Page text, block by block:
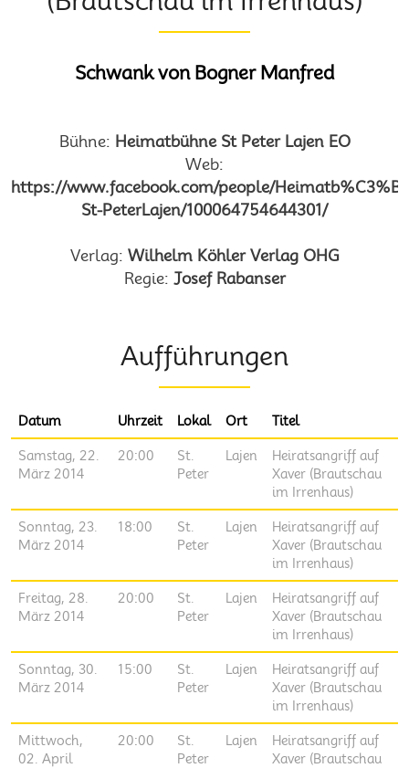
Schwank von Bogner Manfred
Bühne: Heimatbühne St Peter Lajen EO
Web:
https://www.facebook.com/people/
St-PeterLajen/100064754644301/
Verlag: Wilhelm Köhler Verlag OHG
Regie: Josef Rabanser
Aufführungen
Datum Uhrzeit Lokal Ort Titel
Samstag, 22.
März 2014
20:00
St.
Peter
Lajen
Heiratsangriff auf
Xaver (Brautschau
im Irrenhaus)
Sonntag, 23.
März 2014
18:00
St.
Peter
Lajen
Heiratsangriff auf
Xaver (Brautschau
im Irrenhaus)
Freitag, 28.
März 2014
20:00
St.
Peter
Lajen
Heiratsangriff auf
Xaver (Brautschau
im Irrenhaus)
Sonntag, 30.
März 2014
15:00
St.
Peter
Lajen
Heiratsangriff auf
Xaver (Brautschau
im Irrenhaus)
Mittwoch,
02. April
20:00
St.
Peter
Lajen
Heiratsangriff auf
Xaver (Brautschau